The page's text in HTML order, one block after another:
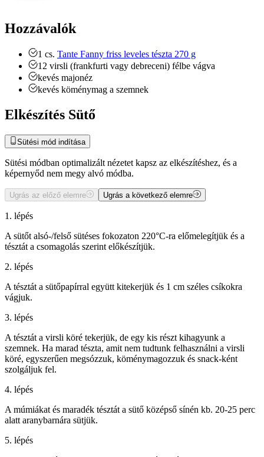
Hozzávalók
1 cs. Tante Fanny friss leveles tészta 270 g
12 virsli (frankfurti vagy debreceni) félbe vágva
kevés majonéz
kevés köménymag a szemnek
Elkészítés Sütő
Sütési mód indítása
Sütési módban optimalizált nézetet kapsz az elkészítéshez, és a
képernyőd nem megy alvó módba.
Ugrás az előző elemre Ugrás a következő elemre
1. lépés
A sütőt alsó-/felső sütéses fokozaton 220°C-ra előmelegítjük és a
tésztát a csomagolás szerint előkészítjük.
2. lépés
A tésztát a sütőpapírral együtt kitekerjük és 1 cm széles csíkokra
vágjuk.
3. lépés
A tésztát a virsli köré tekerjük, de egy kis részt kihagyunk a
szemnek. Ha marad tészta, amit nem tudtunk felhasználni a virsli
köré, egyszerűen megsózzuk, köménymagozzuk és snack-ként
szolgáljuk fel.
4. lépés
A múmiákat és maradék tésztát a sütő középső sínén kb. 20-25 perc
alatt aranybarnára sütjük.
5. lépés